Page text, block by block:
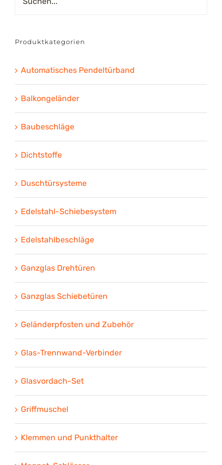
Produktkategorien
Automatisches Pendeltürband
Balkongeländer
Baubeschläge
Dichtstoffe
Duschtürsysteme
Edelstahl-Schiebesystem
Edelstahlbeschläge
Ganzglas Drehtüren
Ganzglas Schiebetüren
Geländerpfosten und Zubehör
Glas-Trennwand-Verbinder
Glasvordach-Set
Griffmuschel
Klemmen und Punkthalter